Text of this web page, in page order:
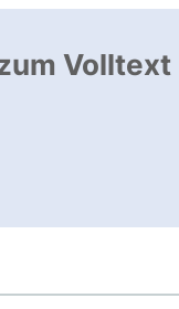
Volltext
neues